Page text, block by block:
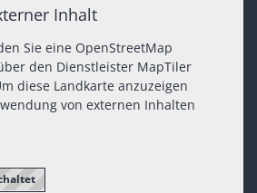
Inhalt
Sie eine OpenStreetMap
den Dienstleister MapTiler
diese Landkarte anzuzeigen
von externen Inhalten